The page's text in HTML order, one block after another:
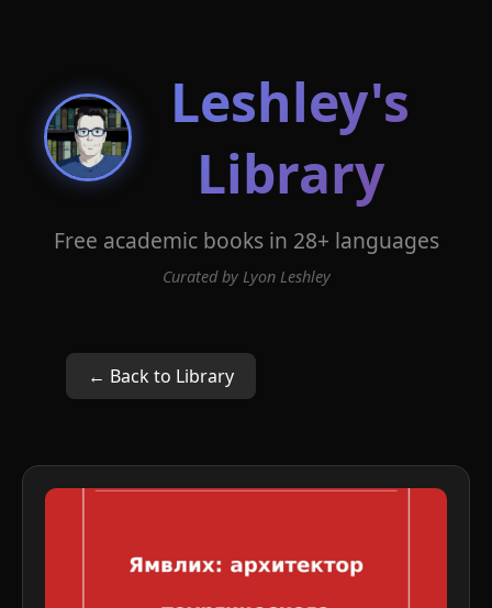
Leshley's
Library
Free academic books in 28+ languages
Curated by Lyon Leshley
← Back to Library